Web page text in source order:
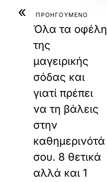
« ΠΡΟΗΓΟΥΜΕΝΟ
Όλα τα οφέλη
της
μαγειρικής
σόδας και
γιατί πρέπει
να τη βάλεις
στην
καθημερινότά
σου. 8 θετικά
αλλά και 1